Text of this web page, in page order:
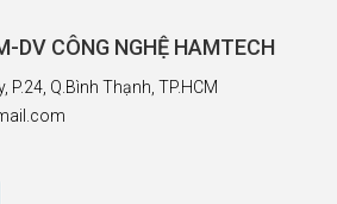
DV CÔNG NGHỆ HAMTECH
P.24, Q.Bình Thạnh, TP.HCM